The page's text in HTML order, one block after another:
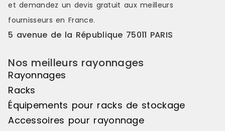
et demandez un devis gratuit aux meilleurs
fournisseurs en France.
5 avenue de la République 75011 PARIS
Nos meilleurs rayonnages
Rayonnages
Racks
Équipements pour racks de stockage
Accessoires pour rayonnage